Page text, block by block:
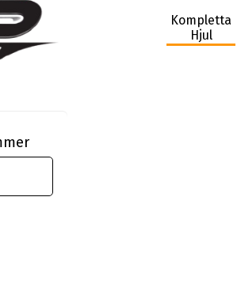
Kompletta
Hjul